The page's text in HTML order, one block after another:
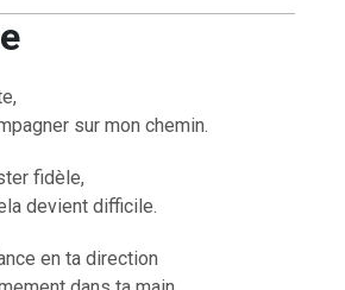
sur mon chemin.
fidèle,
devient difficile.
en ta direction